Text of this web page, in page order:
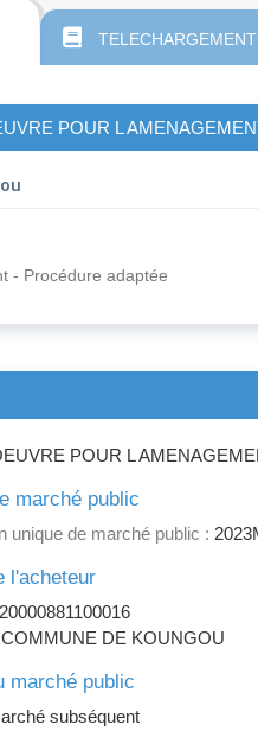
TELECHARGEMENT
POUR L
- Procédure adaptée
POUR L
marché public
unique de marché public :
l'acheteur
20000881100016
COMMUNE DE KOUNGOU
marché public
subséquent